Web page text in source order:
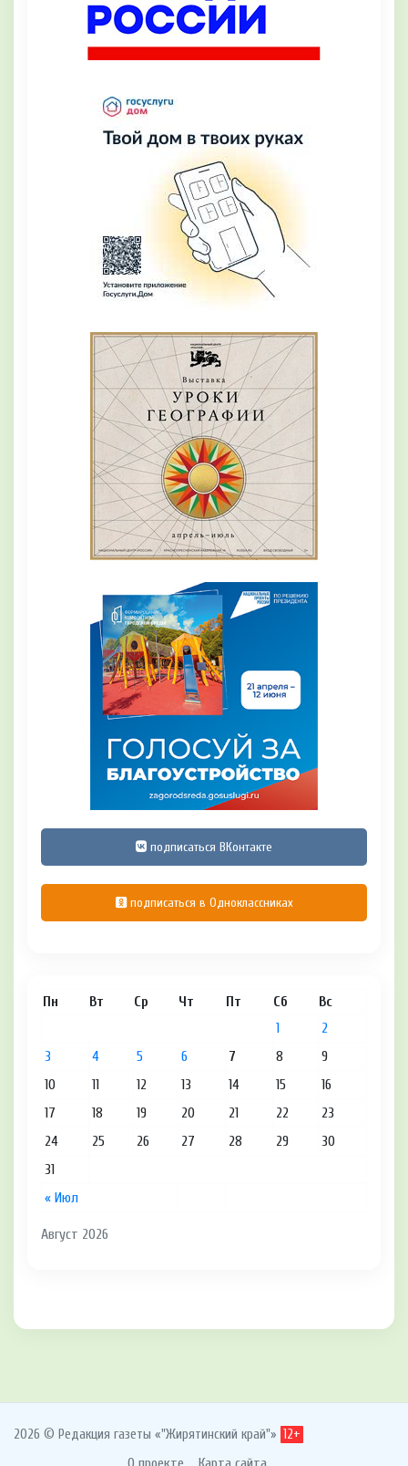
подписаться ВКонтакте
подписаться в Одноклассниках
Август 2026
Пн Вт Ср Чт Пт Сб Вс
« Июл
1
2
3
4 5 6 7 8
9
10
11 12 13 14 15
16
17
18 19 20 21 22
23
24
25 26 27 28 29
30
31
2026 © Редакция газеты «"Жирятинский край"» 12+